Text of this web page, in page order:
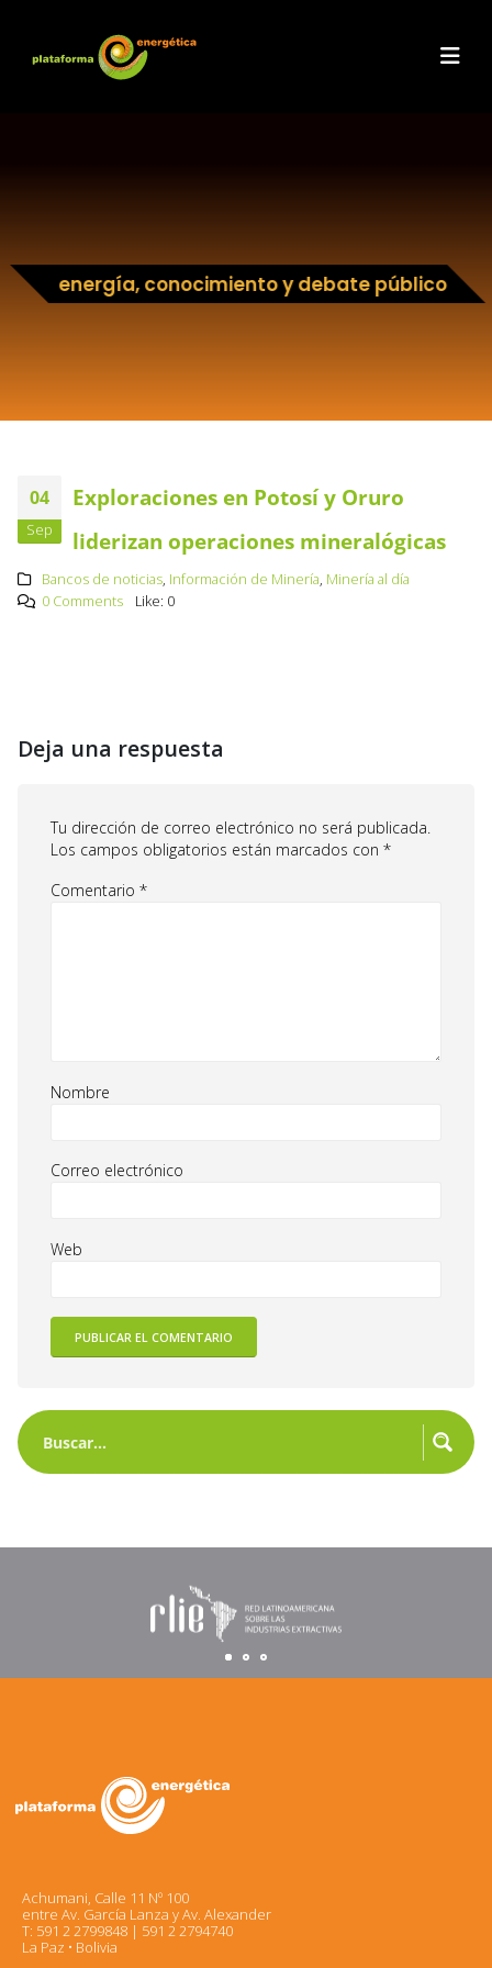
energía, conocimiento y debate público
04
Sep
Exploraciones en Potosí y Oruro
liderizan operaciones mineralógicas
Bancos de noticias, Información de Minería, Minería al día
0 Comments
Like: 0
Deja una respuesta
Tu dirección de correo electrónico no será publicada.
Los campos obligatorios están marcados con *
Comentario *
Nombre
Correo electrónico
Web
Achumani, Calle 11 Nº 100
entre Av. García Lanza y Av. Alexander
T: 591 2 2799848 | 591 2 2794740
La Paz • Bolivia